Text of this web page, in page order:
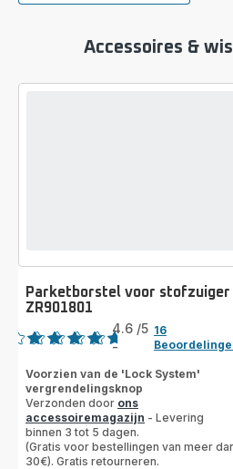
Accessoires &
Parketborstel voor stofzuiger
ZR901801
Beoordeling
4.6 /5
-
16
Voorzien van de 'Lock System'
vergrendelingsknop
Verzonden door ons
accessoiremagazijn - Levering
binnen 3 tot 5 dagen.
(Gratis voor bestellingen van meer
30€). Gratis retourneren.